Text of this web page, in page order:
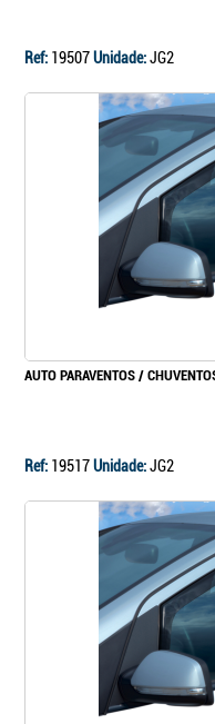
Ref: 19507Unidade:JG2
AUTO PARAVENTOS /
Ref: 19517Unidade:JG2